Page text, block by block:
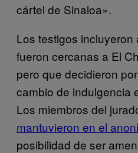
cártel de Sinaloa».
Los testigos incluyeron
fueron cercanas a El
pero que decidieron
cambio de indulgencia
Los miembros del
mantuvieron en el
posibilidad de ser